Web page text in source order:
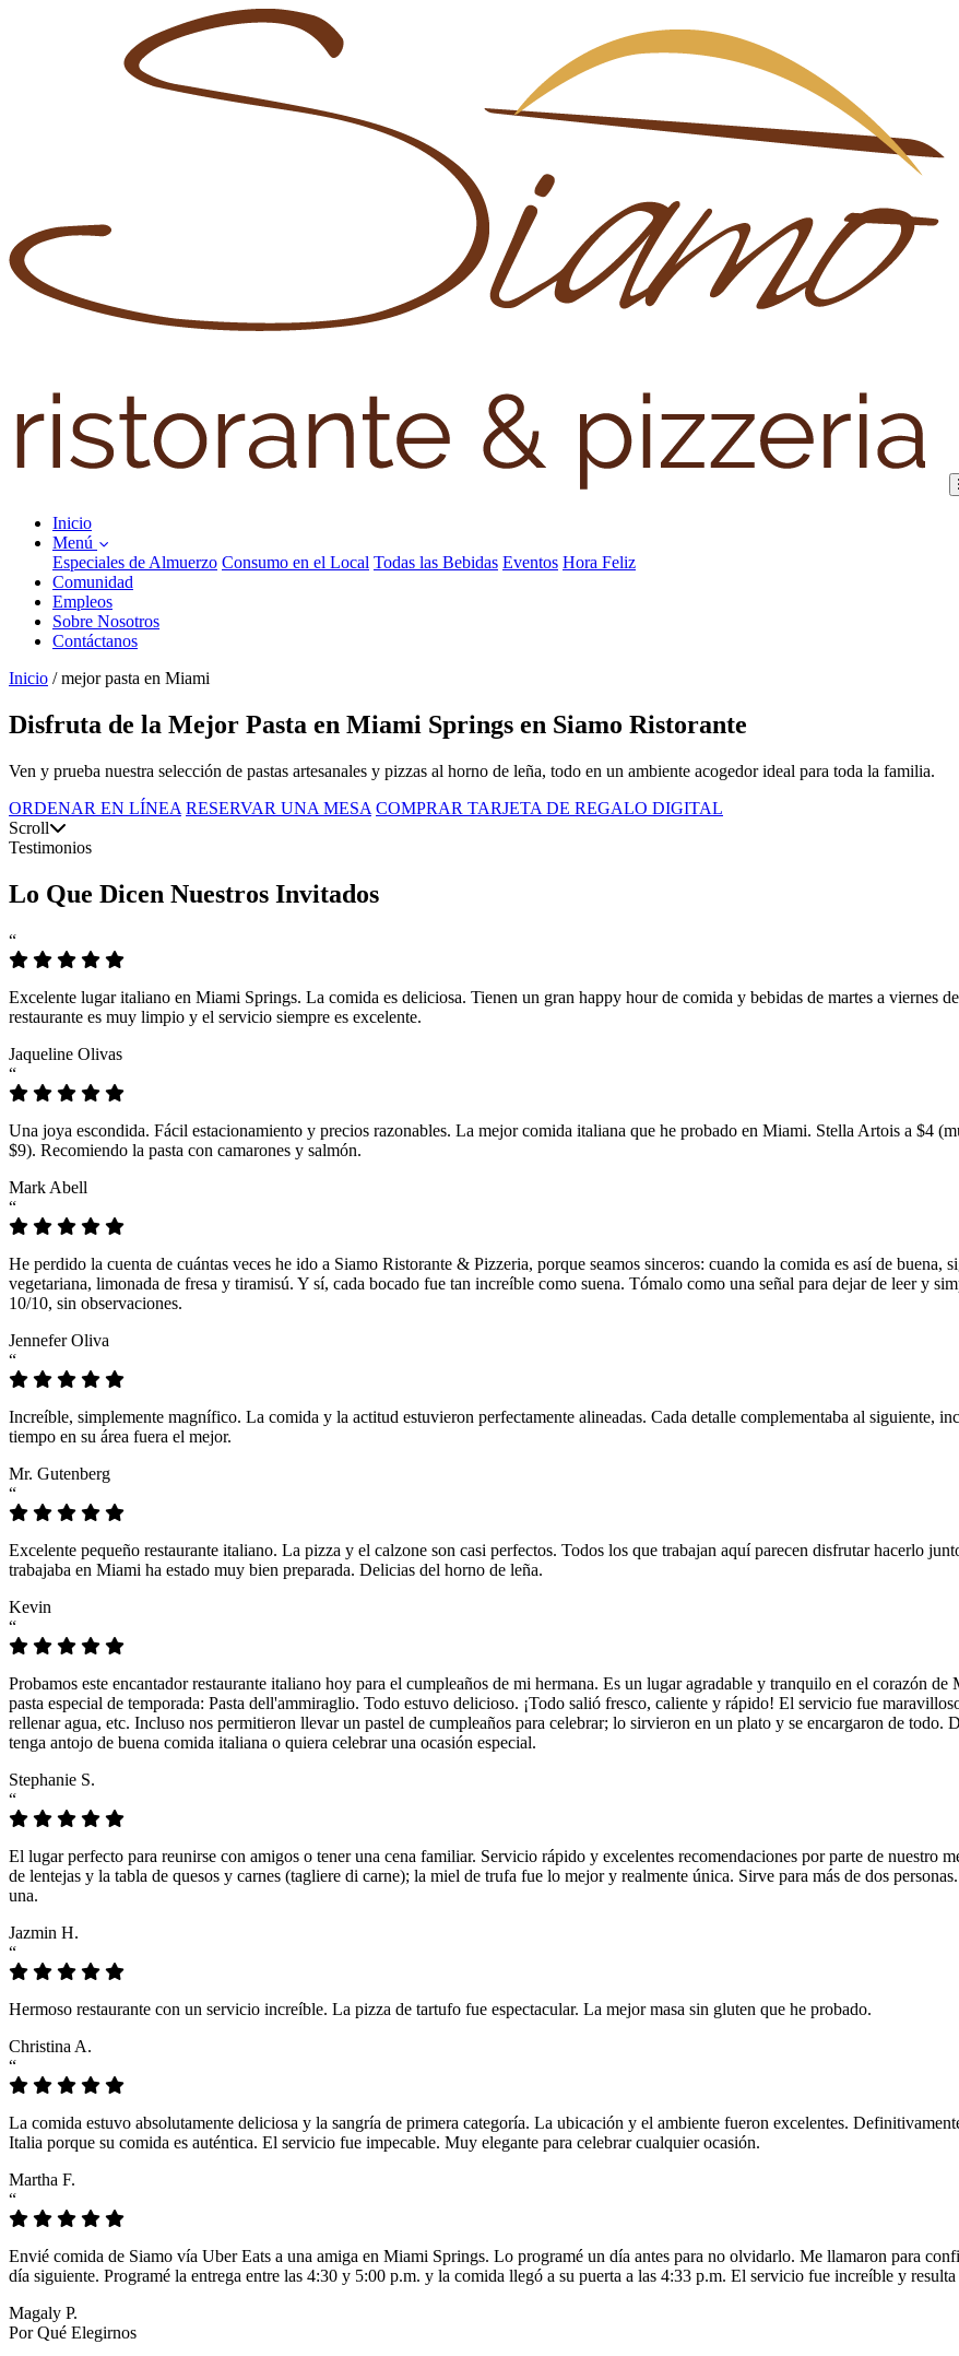
Inicio
Menú
Especiales de Almuerzo Consumo en el Local Todas las Bebidas Eventos Hora Feliz
Comunidad
Empleos
Sobre Nosotros
Contáctanos
Inicio / mejor pasta en Miami
Disfruta de la Mejor Pasta en Miami Springs en Siamo Ristorante
Ven y prueba nuestra selección de pastas artesanales y pizzas al horno de leña, todo en un ambiente acogedor ideal para toda la familia.
ORDENAR EN LÍNEA RESERVAR UNA MESA COMPRAR TARJETA DE REGALO DIGITAL
Scroll
Testimonios
Lo Que Dicen Nuestros Invitados
“
Excelente lugar italiano en Miami Springs. La comida es deliciosa. Tienen un gran happy hour de comida y bebidas de martes a viernes
restaurante es muy limpio y el servicio siempre es excelente.
Jaqueline Olivas
“
Una joya escondida. Fácil estacionamiento y precios razonables. La mejor comida italiana que he probado en Miami. Stella Artois a $4
$9). Recomiendo la pasta con camarones y salmón.
Mark Abell
“
He perdido la cuenta de cuántas veces he ido a Siamo Ristorante & Pizzeria, porque seamos sinceros: cuando la comida es así de
vegetariana, limonada de fresa y tiramisú. Y sí, cada bocado fue tan increíble como suena. Tómalo como una señal para dejar de leer y
10/10, sin observaciones.
Jennefer Oliva
“
Increíble, simplemente magnífico. La comida y la actitud estuvieron perfectamente alineadas. Cada detalle complementaba al siguiente,
tiempo en su área fuera el mejor.
Mr. Gutenberg
“
Excelente pequeño restaurante italiano. La pizza y el calzone son casi perfectos. Todos los que trabajan aquí parecen disfrutar hacerlo
trabajaba en Miami ha estado muy bien preparada. Delicias del horno de leña.
Kevin
“
Probamos este encantador restaurante italiano hoy para el cumpleaños de mi hermana. Es un lugar agradable y tranquilo en el corazón
pasta especial de temporada: Pasta dell'ammiraglio. Todo estuvo delicioso. ¡Todo salió fresco, caliente y rápido! El servicio fue
rellenar agua, etc. Incluso nos permitieron llevar un pastel de cumpleaños para celebrar; lo sirvieron en un plato y se encargaron de todo.
tenga antojo de buena comida italiana o quiera celebrar una ocasión especial.
Stephanie S.
“
El lugar perfecto para reunirse con amigos o tener una cena familiar. Servicio rápido y excelentes recomendaciones por parte de nuestro
de lentejas y la tabla de quesos y carnes (tagliere di carne); la miel de trufa fue lo mejor y realmente única. Sirve para más de dos
una.
Jazmin H.
“
Hermoso restaurante con un servicio increíble. La pizza de tartufo fue espectacular. La mejor masa sin gluten que he probado.
Christina A.
“
La comida estuvo absolutamente deliciosa y la sangría de primera categoría. La ubicación y el ambiente fueron excelentes.
Italia porque su comida es auténtica. El servicio fue impecable. Muy elegante para celebrar cualquier ocasión.
Martha F.
“
Envié comida de Siamo vía Uber Eats a una amiga en Miami Springs. Lo programé un día antes para no olvidarlo. Me llamaron para
día siguiente. Programé la entrega entre las 4:30 y 5:00 p.m. y la comida llegó a su puerta a las 4:33 p.m. El servicio fue increíble y
Magaly P.
Por Qué Elegirnos